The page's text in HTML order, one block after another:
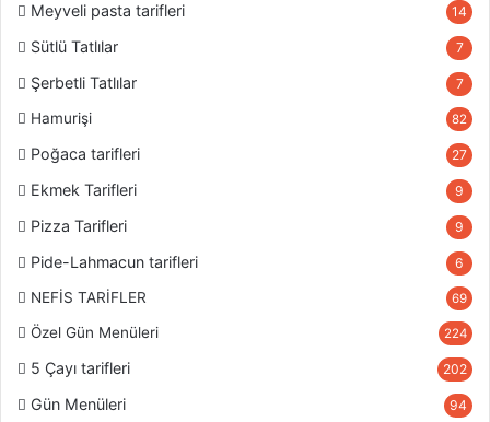
Meyveli pasta tarifleri 14
Sütlü Tatlılar 7
Şerbetli Tatlılar 7
Hamurişi 82
Poğaca tarifleri 27
Ekmek Tarifleri 9
Pizza Tarifleri 9
Pide-Lahmacun tarifleri 6
NEFİS TARİFLER 69
Özel Gün Menüleri 224
5 Çayı tarifleri 202
Gün Menüleri 94